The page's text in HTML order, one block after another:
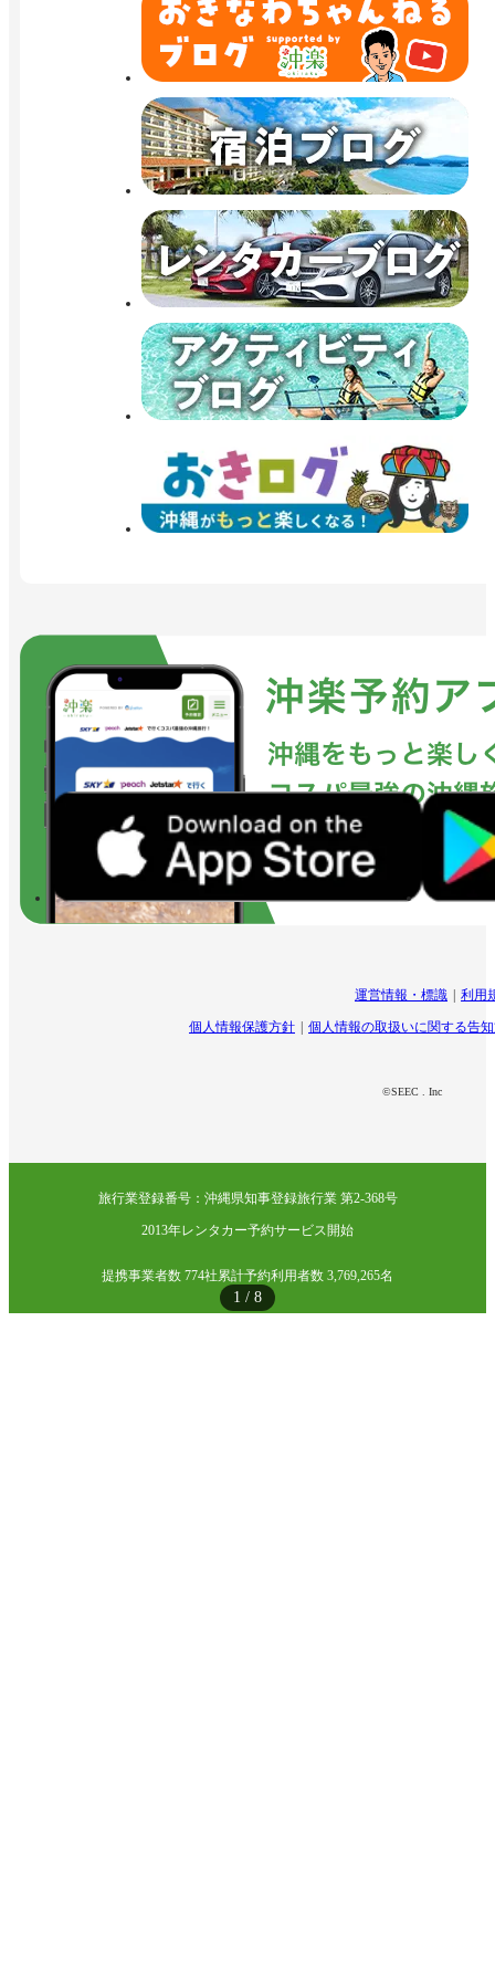
1 / 8
運営情報・標識 利用
個人情報保護方針 個人情報の取扱いに関する告
©SEEC . Inc
旅行業登録番号：沖縄県知事登録旅行業 第2-368号
2013年レンタカー予約サービス開始
提携事業者数 774社累計予約利用者数 3,769,265名